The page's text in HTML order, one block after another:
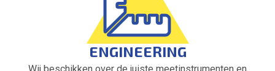
ENGINEERING
Wij beschikken over de juiste meetinstrumenten en